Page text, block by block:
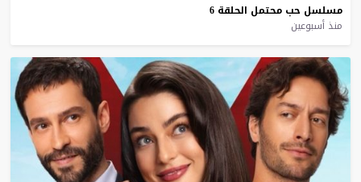
مسلسل حب محتمل الحلقة 6
منذ أسبوعين